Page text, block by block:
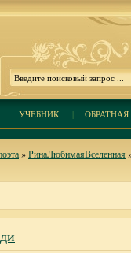
УЧЕБНИК| ОБРАТНАЯ
»РинаЛюбимаяВселенная